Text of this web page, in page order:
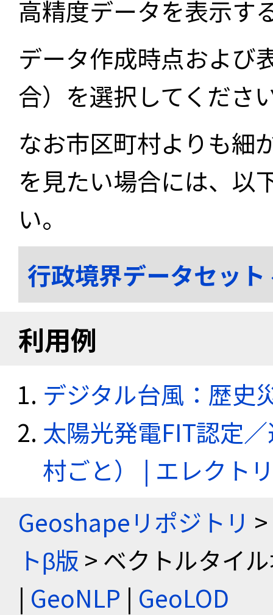
高精度データを表示す
データ作成時点および
合）を選択してくださ
なお市区町村よりも細
を見たい場合には、以
い。
行政境界データセッ
利用例
デジタル台風：歴史
太陽光発電FIT認定
村ごと） | エレクト
Geoshapeリポジトリ >
トβ版 > ベクトルタイ
| GeoNLP | GeoLOD